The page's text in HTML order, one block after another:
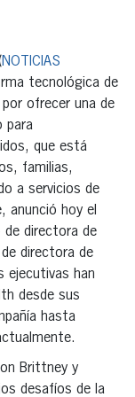
NOTICIAS
tecnológica de
ofrecer una de
para
que está
familias,
a servicios de
anunció hoy el
de directora de
directora de
ejecutivas han
desde sus
hasta
Brittney y
desafíos de la